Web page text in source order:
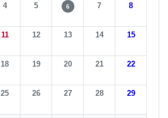
4 5 6 7 8
11 12 13 14 15
18 19 20 21 22
25 26 27 28 29